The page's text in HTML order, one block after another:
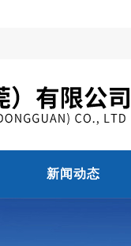
新闻动态